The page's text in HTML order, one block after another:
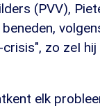
(PVV),
zo zeI
elk